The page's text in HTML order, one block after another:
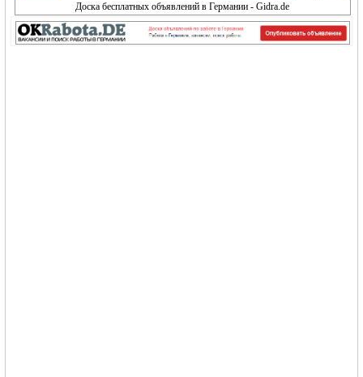
Доска бесплатных объявлений в Германии - Gidra.de